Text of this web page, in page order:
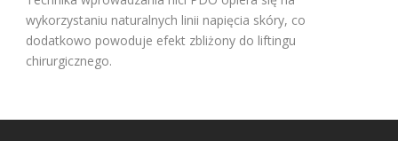
wykorzystaniu naturalnych linii napięcia skóry, co
dodatkowo powoduje efekt zbliżony do liftingu
chirurgicznego.